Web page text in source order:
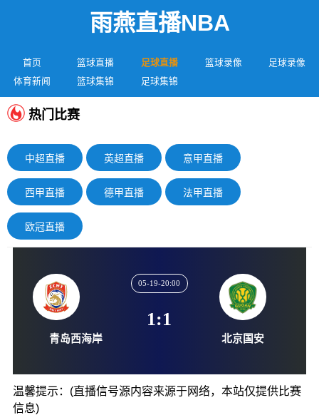
雨燕直播NBA
首页 篮球直播 足球直播 篮球录像
足球录像
体育新闻
篮球集锦 足球集锦
热门比赛
中超直播 英超直播 意甲直播
西甲直播 德甲直播 法甲直播
欧冠直播
1:1
温馨提示：(直播信号源内容来源于网络，本站仅提供比赛
信息)